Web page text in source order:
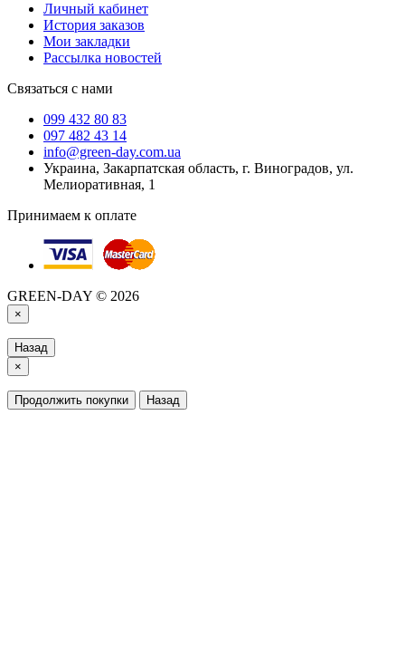
Личный кабинет
История заказов
Мои закладки
Рассылка новостей
Связаться с нами
099 432 80 83
097 482 43 14
info@green-day.com.ua
Украина, Закарпатская область, г. Виноградов, ул.
Мелиоративная, 1
Принимаем к оплате
GREEN-DAY © 2026
×
Назад
×
Продолжить покупки Назад